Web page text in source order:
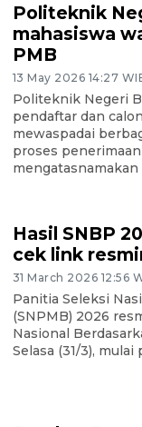
Politeknik
mahasiswa
PMB
13 May 2026 14:27
Politeknik Negeri
pendaftar dan
mewaspadai
proses
mengatasnamakan
Hasil SNBP
cek link
31 March 2026 12:56
Panitia Seleksi
(SNPMB) 2026
Nasional
Selasa (31/3), mulai